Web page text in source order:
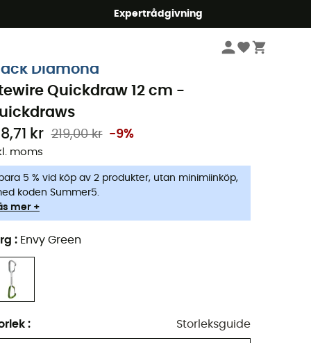
Expertrådgivning
Diamond
Quickdraw 12 cm -
kr 219,00 kr -9%
moms
5 % vid köp av 2 produkter, utan minimiinköp,
koden Summer5.
mer +
: Envy Green
: Storleksguide